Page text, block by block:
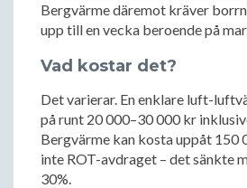
Bergvärme däremot kräver
upp till en vecka beroende på
Vad kostar det?
Det varierar. En enklare luft-
på runt 20 000–30 000 kr
Bergvärme kan kosta uppåt 150
inte ROT-avdraget – det sänkte
30%.